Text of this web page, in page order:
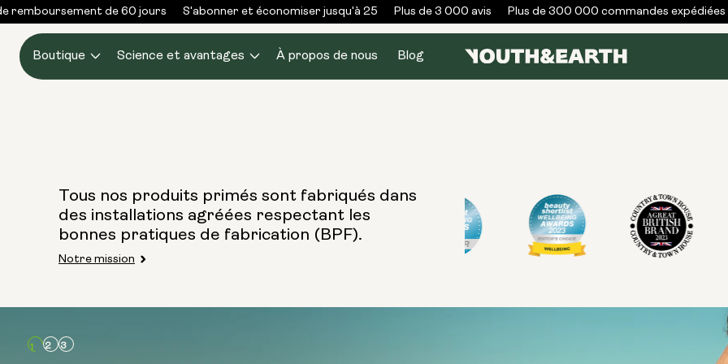
Skip to
content
remboursement de 60 jours S'abonner et économiser jusqu'à 25 Plus de 3 000 avis Plus de 300 000 commandes expédiées
Boutique Science et avantages À propos de nous Blog
Tous nos produits primés sont fabriqués dans
des installations agréées respectant les
bonnes pratiques de fabrication (BPF).
Notre mission